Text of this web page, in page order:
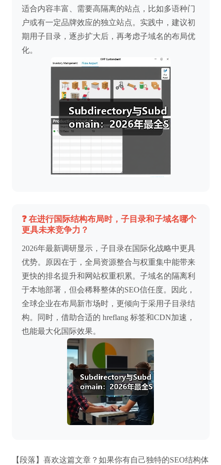
适合内容丰富、需要高隔离的站点，比如多语种门
户或有一定品牌效应的独立站点。实践中，建议初
期用子目录，逐步扩大后，再考虑子域名的布局优
化。
❓ 在进行国际结构布局时，子目录和子域名哪个
更具未来竞争力？
2026年最新调研显示，子目录在国际化战略中更具
优势。原因在于，全局资源整合与权重集中能带来
更快的排名提升和网站权重积累。子域名的隔离利
于本地部署，但会稀释整体的SEO信任度。因此，
全球企业在布局新市场时，更倾向于采用子目录结
构。同时，借助合适的 hreflang 标签和CDN加速，
也能最大化国际效果。
【段落】喜欢这篇文章？如果你有自己独特的SEO结构体